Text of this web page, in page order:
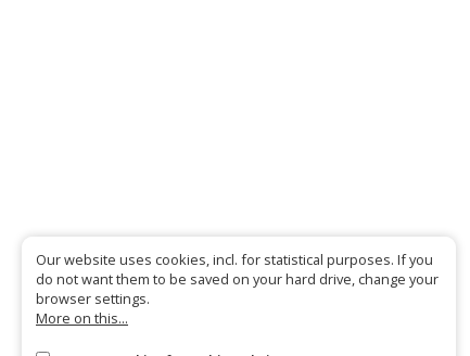
Our website uses cookies, incl. for statistical purposes. If you
do not want them to be saved on your hard drive, change your
browser settings.
More on this...